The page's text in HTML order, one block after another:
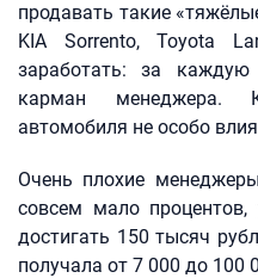
продавать такие
KIA Sorrento, Toyota
заработать: за
карман менеджера.
автомобиля не особо
Очень плохие
совсем мало
достигать 150 тысяч
получала от 7 000 до 100